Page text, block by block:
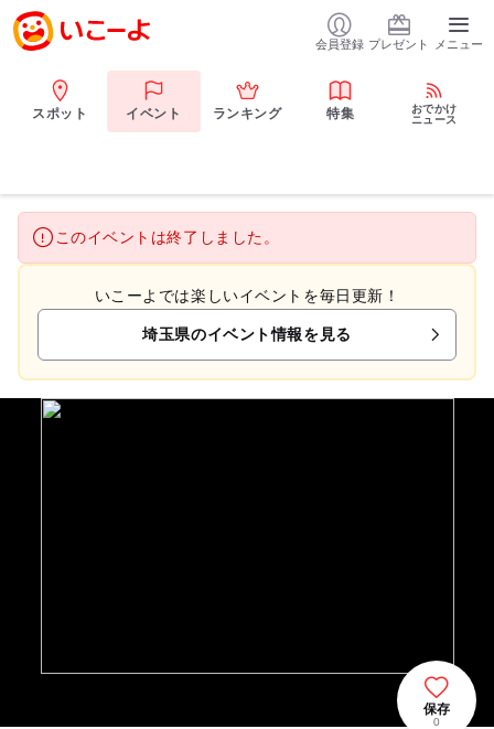
会員登録 プレゼント メニュー
スポット イベント ランキング 特集
おでかけ
ニュース
このイベントは終了しました。
いこーよでは楽しいイベントを毎日更新！
埼玉県のイベント情報を見る
保存
0